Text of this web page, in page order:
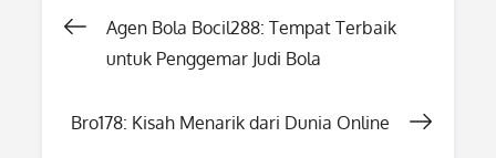
Post
Agen Bola Bocil288: Tempat Terbaik
untuk Penggemar Judi Bola
Bro178: Kisah Menarik dari Dunia Online